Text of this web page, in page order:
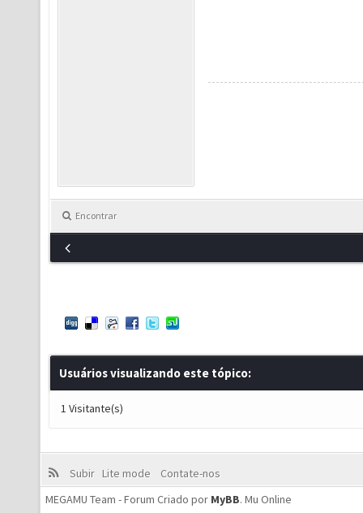
Encontrar
Usuários visualizando este tópico:
1 Visitante(s)
Subir Lite mode
Contate-nos
MEGAMU Team - Forum Criado por MyBB. Mu Online